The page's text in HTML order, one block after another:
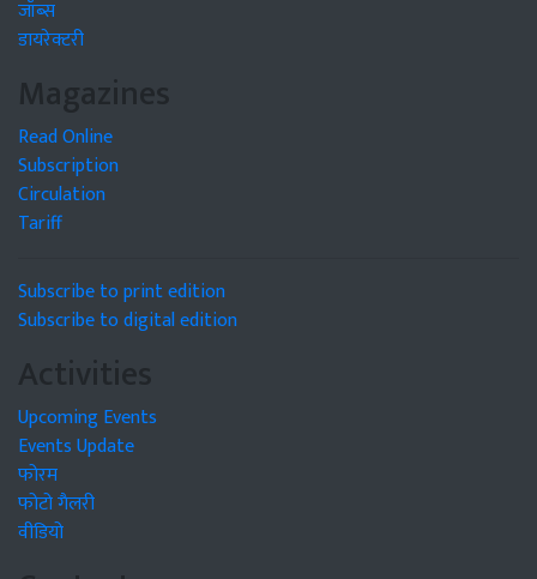
जॉब्स
डायरेक्टरी
Magazines
Read Online
Subscription
Circulation
Tariff
Subscribe to print edition
Subscribe to digital edition
Activities
Upcoming Events
Events Update
फोरम
फोटो गैलरी
वीडियो